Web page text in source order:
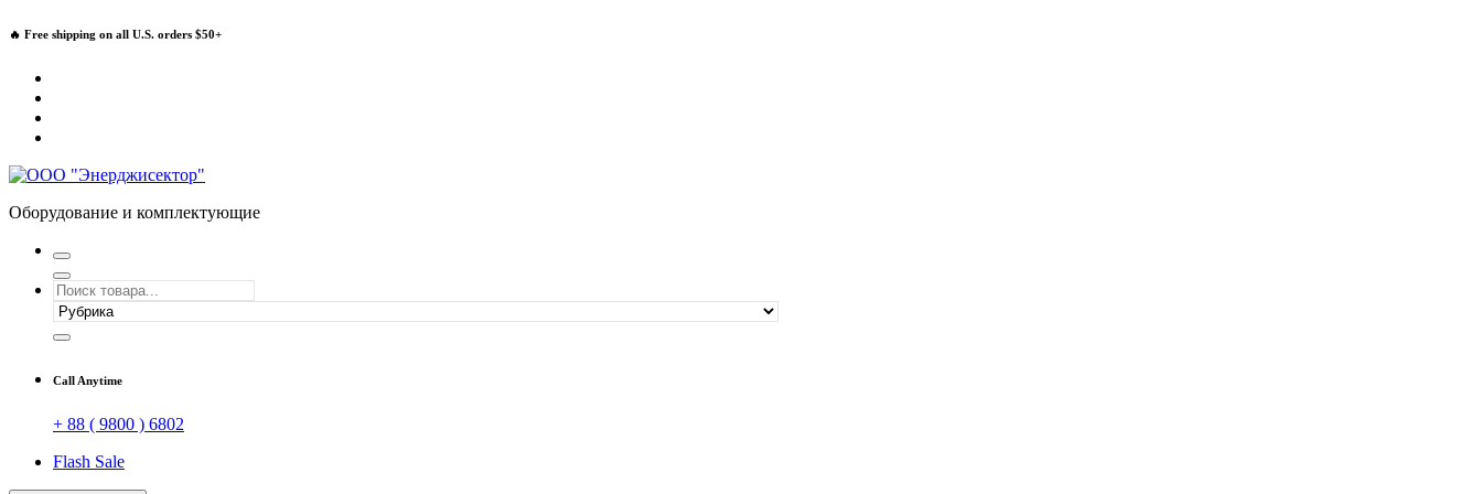
Перейти
содержимому
🔥 Free shipping on all U.S. orders $50+
Оборудование и комплектующие
Call Anytime
+ 88 ( 9800 ) 6802
Flash Sale